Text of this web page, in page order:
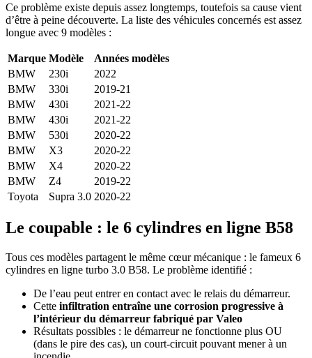
Ce problème existe depuis assez longtemps, toutefois sa cause vient
d’être à peine découverte. La liste des véhicules concernés est assez
longue avec 9 modèles :
Marque Modèle
Années modèles
BMW
230i
2022
BMW
330i
2019-21
BMW
430i
2021-22
BMW
430i
2021-22
BMW
530i
2020-22
BMW
X3
2020-22
BMW
X4
2020-22
BMW
Z4
2019-22
Toyota
Supra 3.0 2020-22
Le coupable : le 6 cylindres en ligne B58
Tous ces modèles partagent le même cœur mécanique : le fameux 6
cylindres en ligne turbo 3.0 B58. Le problème identifié :
De l’eau peut entrer en contact avec le relais du démarreur.
Cette infiltration entraîne une corrosion progressive à
l’intérieur du démarreur fabriqué par Valeo
Résultats possibles : le démarreur ne fonctionne plus OU
(dans le pire des cas), un court-circuit pouvant mener à un